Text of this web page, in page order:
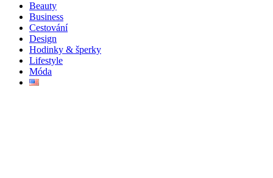
Beauty
Business
Cestování
Design
Hodinky & šperky
Lifestyle
Móda